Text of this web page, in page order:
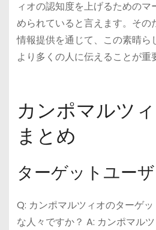
ィオの認知度を上げるための
められていると言えます。その
情報提供を通じて、この素晴ら
より多くの人に伝えることが重
カンポマルツ
まとめ
ターゲットユー
Q: カンポマルツィオのターゲ
な人々ですか？ A: カンポマル